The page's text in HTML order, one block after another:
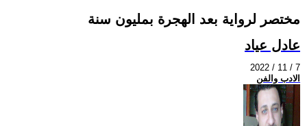
مختصر لرواية بعد الهجرة بمليون سنة
عادل عياد
2022 / 11 / 7
الادب والفن